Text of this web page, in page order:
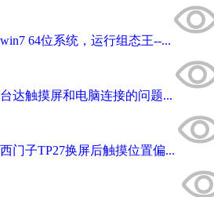
win7 64位系统，运行组态王--...
台达触摸屏和电脑连接的问题...
西门子TP27换屏后触摸位置偏...